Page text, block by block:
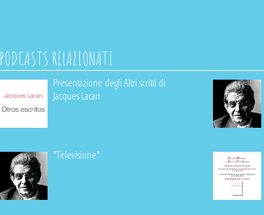
PODCASTS RELAZIONATI
Presentazione degli Altri scritti di
Jacques Lacan
"Televisione"